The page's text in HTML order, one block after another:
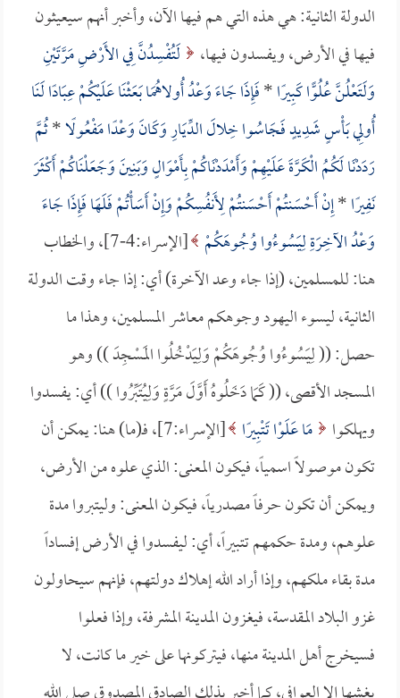
الدولة الثانية: هي هذه التي هم فيها الآن، وأخبر أنهم سيعيثون
فيها في الأرض، ويفسدون فيها، لَتُفْسِدُنَّ فِي الأَرْضِ مَرَّتَيْنِ
وَلَتَعْلُنَّ عُلُوًّا كَبِيرًا*فَإِذَا جَاءَ وَعْدُ أُولاهُمَا بَعَثْنَا عَلَيْكُمْ عِبَادًا لَنَا
أُولِي بَأْسٍ شَدِيدٍ فَجَاسُوا خِلالَ الدِّيَارِ وَكَانَ وَعْدًا مَفْعُولًا*ثُمَّ
رَدَدْنَا لَكُمُ الْكَرَّةَ عَلَيْهِمْ وَأَمْدَدْنَاكُمْ بِأَمْوَالٍ وَبَنِينَ وَجَعَلْنَاكُمْ أَكْثَرَ
نَفِيرًا*إِنْ أَحْسَنتُمْ أَحْسَنتُمْ لِأَنفُسِكُمْ وَإِنْ أَسَأْتُمْ فَلَهَا فَإِذَا جَاءَ
وَعْدُ الآخِرَةِ لِيَسُوءُوا وُجُوهَكُمْ
[الإسراء:4-7]، والخطاب
هنا: للمسلمين، (إذا جاء وعد الآخرة) أي: إذا جاء وقت الدولة
الثانية، ليسوء اليهود وجوهكم معاشر المسلمين، وهذا ما
حصل: (( لِيَسُوءُوا وُجُوهَكُمْ وَلِيَدْخُلُوا المَسْجِدَ )) وهو
المسجد الأقصى، (( كَمَا دَخَلُوهُ أَوَّلَ مَرَّةٍ وَلِيُتَبِّرُوا )) أي: يفسدوا
ويهلكوا مَا عَلَوْا تَتْبِيرًا
[الإسراء:7]، فـ(ما) هنا: يمكن أن
تكون موصولاً اسمياً، فيكون المعنى: الذي علوه من الأرض،
ويمكن أن تكون حرفاً مصدرياً، فيكون المعنى: وليتبروا مدة
علوهم، ومدة حكمهم تتبيراً، أي: ليفسدوا في الأرض إفساداً
مدة بقاء ملكهم، وإذا أراد الله إهلاك دولتهم، فإنهم سيحاولون
غزو البلاد المقدسة، فيغزون المدينة المشرفة، وإذا فعلوا
فسيخرج أهل المدينة منها، فيتركونها على خير ما كانت، لا